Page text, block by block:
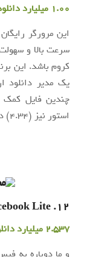
1.00 میلیارد دانلود
این مرورگر
سرعت بالا و
کروم باشد. این
یک مدیر دانلود
چندین فایل کمک
استور نیز (4.34) دارد.
12. Facebook Lite
2.537 میلیارد دانلود